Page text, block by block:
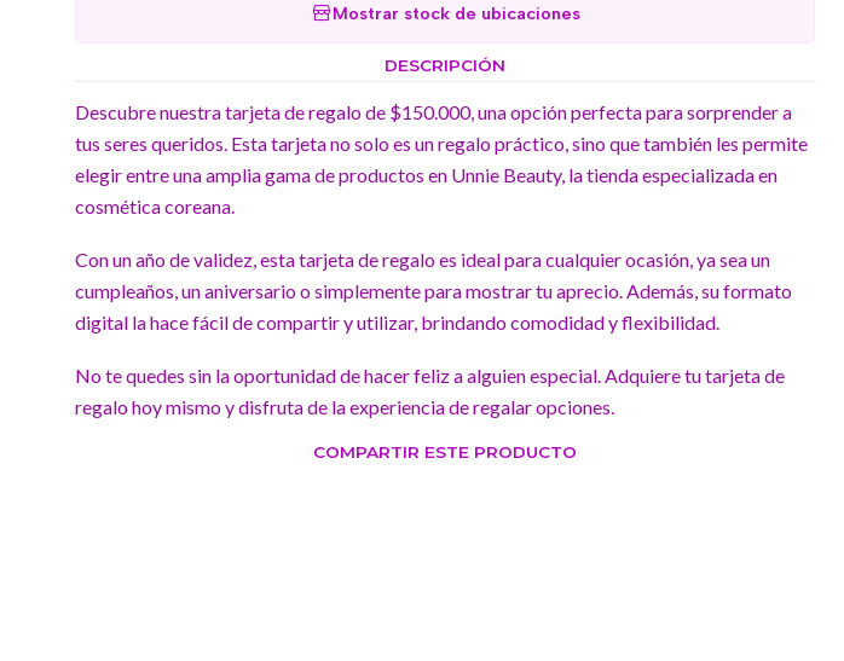
Mostrar stock de ubicaciones
DESCRIPCIÓN
Descubre nuestra tarjeta de regalo de $150.000, una opción perfecta para sorprender a
tus seres queridos. Esta tarjeta no solo es un regalo práctico, sino que también les permite
elegir entre una amplia gama de productos en Unnie Beauty, la tienda especializada en
cosmética coreana.
Con un año de validez, esta tarjeta de regalo es ideal para cualquier ocasión, ya sea un
cumpleaños, un aniversario o simplemente para mostrar tu aprecio. Además, su formato
digital la hace fácil de compartir y utilizar, brindando comodidad y flexibilidad.
No te quedes sin la oportunidad de hacer feliz a alguien especial. Adquiere tu tarjeta de
regalo hoy mismo y disfruta de la experiencia de regalar opciones.
COMPARTIR ESTE PRODUCTO